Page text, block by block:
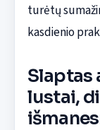
turėtų
kasdienio
Slaptas
lustai,